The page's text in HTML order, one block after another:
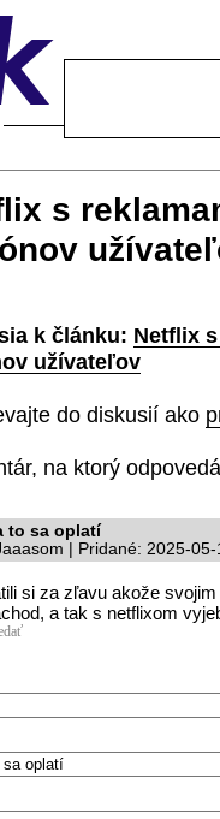
s
k článku: Netflix
užívateľov
do diskusií ako
na ktorý
to sa oplatí
| Pridané: 2025-
si za zľavu akože
a tak s netflixom